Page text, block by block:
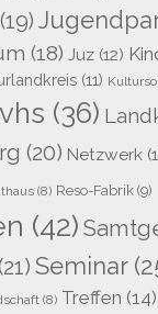
(19)
(18) Juz (12)
(11)
(36)
(20) Netzwerk
(8) Reso-Fabrik (9)
(42)
Seminar
(8) Treffen (14)